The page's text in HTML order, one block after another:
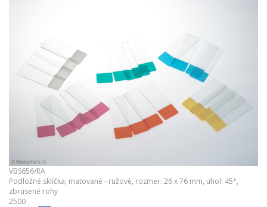
VBS656/RA
Podložné sklíčka, matované - ružové, rozmer: 26 x 76 mm, uhol: 45°,
zbrúsené rohy
2500